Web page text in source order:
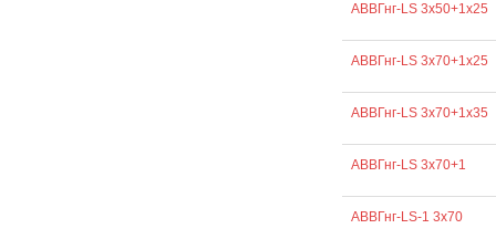
АВВГнг-LS 3х50+1х25
АВВГнг-LS 3х70+1х25
АВВГнг-LS 3х70+1х35
АВВГнг-LS 3х70+1
АВВГнг-LS-1 3х70